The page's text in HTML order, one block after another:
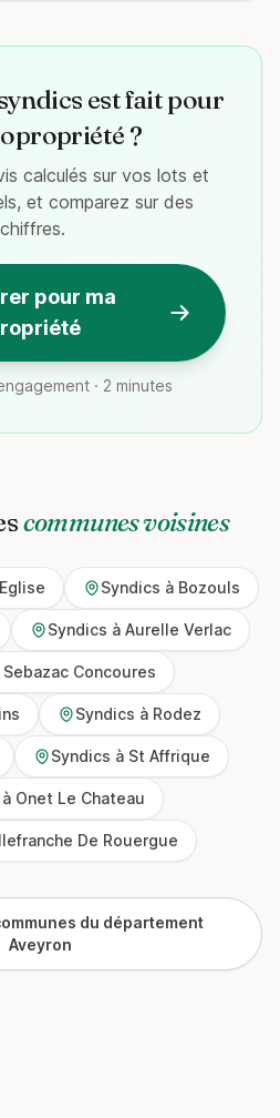
est fait pour
?
calculés sur vos lots et
et comparez sur des
chiffres.
pour ma
· 2 minutes
communes voisines
Syndics à Bozouls
Syndics à Aurelle Verlac
Concoures
Syndics à Rodez
Syndics à St Affrique
Onet Le Chateau
De Rouergue
du département
Aveyron